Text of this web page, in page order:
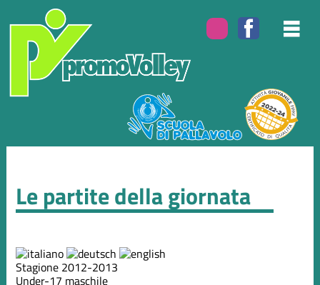
Le partite della giornata
Stagione 2012-2013
Under-17 maschile